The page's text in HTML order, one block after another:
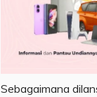
Sebagaimana